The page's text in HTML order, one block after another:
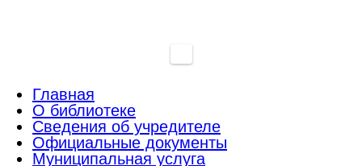
Главная
О библиотеке
Сведения об учредителе
Официальные документы
Муниципальная услуга